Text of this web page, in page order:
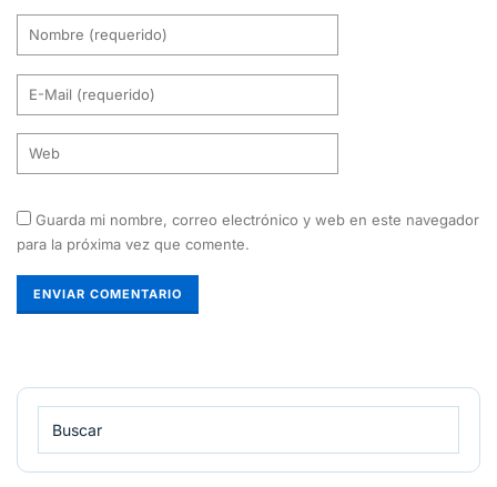
Guarda mi nombre, correo electrónico y web en este navegador
para la próxima vez que comente.